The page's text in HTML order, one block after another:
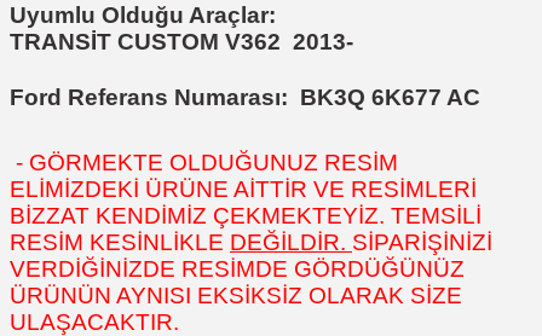
Uyumlu Olduğu Araçlar:
TRANSİT CUSTOM V362 2013-
Ford Referans Numarası: BK3Q 6K677 AC
- GÖRMEKTE OLDUĞUNUZ RESİM
ELİMİZDEKİ ÜRÜNE AİTTİR VE RESİMLERİ
BİZZAT KENDİMİZ ÇEKMEKTEYİZ. TEMSİLİ
RESİM KESİNLİKLE DEĞİLDİR. SİPARİŞİNİZİ
VERDİĞİNİZDE RESİMDE GÖRDÜĞÜNÜZ
ÜRÜNÜN AYNISI EKSİKSİZ OLARAK SİZE
ULAŞACAKTIR.